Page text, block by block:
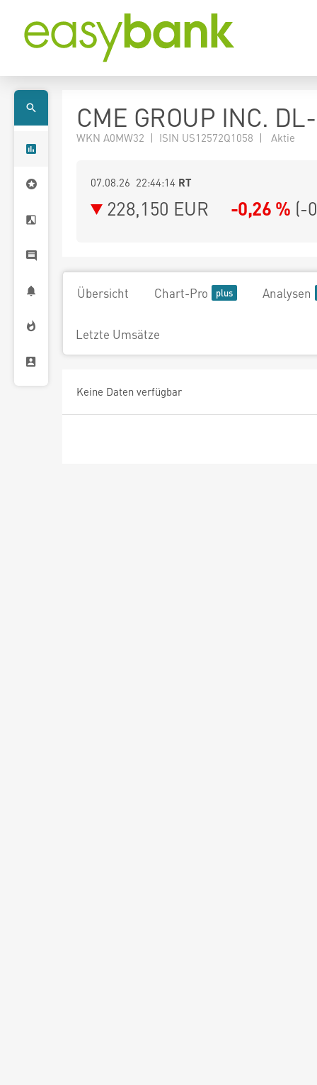
CME GROUP INC.
WKN A0MW32 | ISIN US12572Q1058 | Aktie
07.08.26 22:44:14 RT
228,150 EUR -0,26 % (-
Übersicht Chart-Pro Analysen
Letzte Umsätze
Keine Daten verfügbar